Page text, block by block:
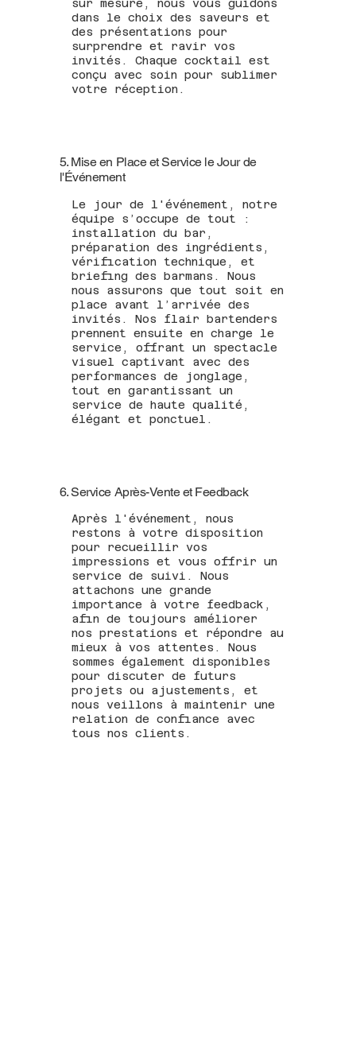
sur mesure, nous vous guidons
dans le choix des saveurs et
des présentations pour
surprendre et ravir vos
invités. Chaque cocktail est
conçu avec soin pour sublimer
votre réception.
5. Mise en Place et Service le Jour de
l'Événement
Le jour de l'événement, notre
équipe s’occupe de tout :
installation du bar,
préparation des ingrédients,
vérification technique, et
briefing des barmans. Nous
nous assurons que tout soit en
place avant l’arrivée des
invités. Nos flair bartenders
prennent ensuite en charge le
service, offrant un spectacle
visuel captivant avec des
performances de jonglage,
tout en garantissant un
service de haute qualité,
élégant et ponctuel.
6. Service Après-Vente et Feedback
Après l'événement, nous
restons à votre disposition
pour recueillir vos
impressions et vous offrir un
service de suivi. Nous
attachons une grande
importance à votre feedback,
afin de toujours améliorer
nos prestations et répondre au
mieux à vos attentes. Nous
sommes également disponibles
pour discuter de futurs
projets ou ajustements, et
nous veillons à maintenir une
relation de confiance avec
tous nos clients.